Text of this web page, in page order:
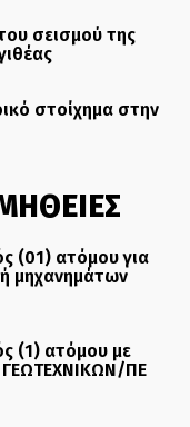
σεισμού της
στοίχημα στην
(01) ατόμου για
μηχανημάτων
(1) ατόμου με
ΓΕΩΤΕΧΝΙΚΩΝ/ΠΕ